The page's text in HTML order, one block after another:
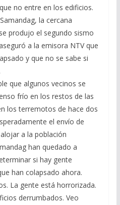
no entre en los edificios.
la cercana
produjo el segundo sismo
a la emisora NTV que
y que no se sabe si
que algunos vecinos se
frío en los restos de las
los terremotos de hace dos
el envío de
a la población
han quedado a
si hay gente
han colapsado ahora.
La gente está horrorizada.
derrumbados. Veo